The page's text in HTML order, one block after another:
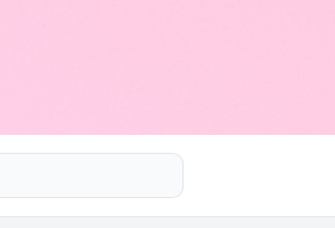
avancée